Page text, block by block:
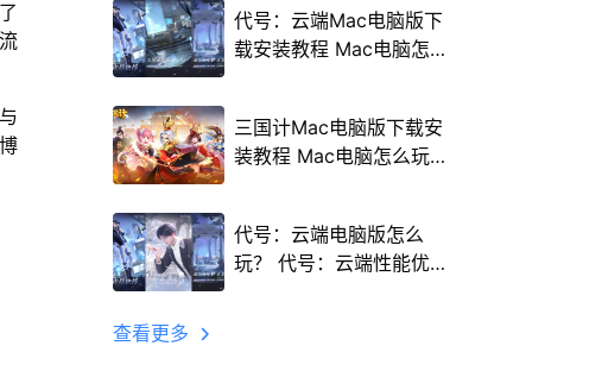
代号：云端Mac电脑版下
载安装教程 Mac电脑怎
三国计Mac电脑版下载安
装教程 Mac电脑怎么玩
代号：云端电脑版怎么
玩？ 代号：云端性能优
查看更多